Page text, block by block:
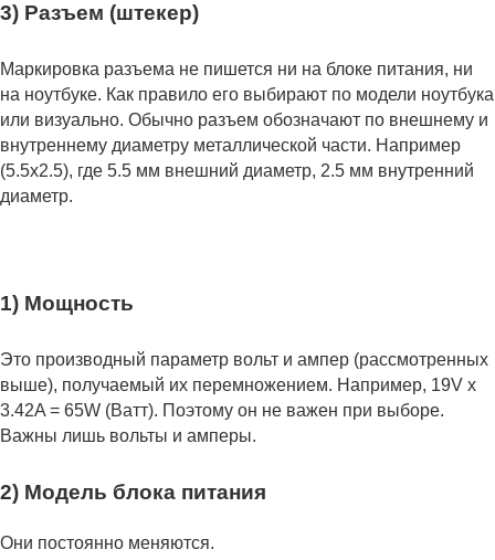
3) Разъем (штекер)
Маркировка разъема не пишется ни на блоке питания, ни
на ноутбуке. Как правило его выбирают по модели ноутбука
или визуально. Обычно разъем обозначают по внешнему и
внутреннему диаметру металлической части. Например
(5.5x2.5), где 5.5 мм внешний диаметр, 2.5 мм внутренний
диаметр.
1) Мощность
Это производный параметр вольт и ампер (рассмотренных
выше), получаемый их перемножением. Например, 19V x
3.42A = 65W (Ватт). Поэтому он не важен при выборе.
Важны лишь вольты и амперы.
2) Модель блока питания
Они постоянно меняются.